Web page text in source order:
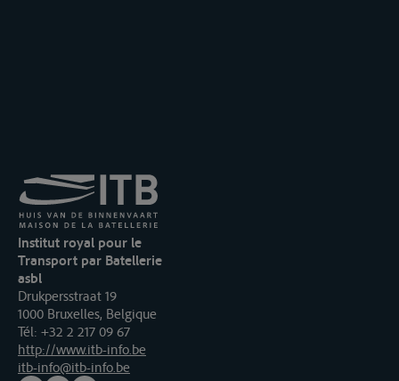
Institut royal pour le
Transport par Batellerie
asbl
Drukpersstraat 19
1000 Bruxelles, Belgique
Tél: +32 2 217 09 67
http://www.itb-info.be
itb-info@itb-info.be